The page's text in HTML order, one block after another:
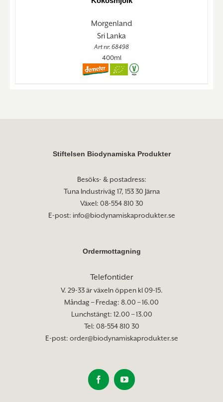
Morgenland
Sri Lanka
Art nr. 68498
400ml
Stiftelsen Biodynamiska Produkter
Besöks- & postadress:
Tuna Industriväg 17, 153 30 Järna
Växel: 08-554 810 30
E-post: info@biodynamiskaprodukter.se
Ordermottagning
Telefontider
V. 29-33 är växeln öppen kl 09-15.
Måndag – Fredag: 8.00 – 16.00
Lunchstängt: 12.00 – 13.00
Tel: 08-554 810 30
E-post: order@biodynamiskaprodukter.se